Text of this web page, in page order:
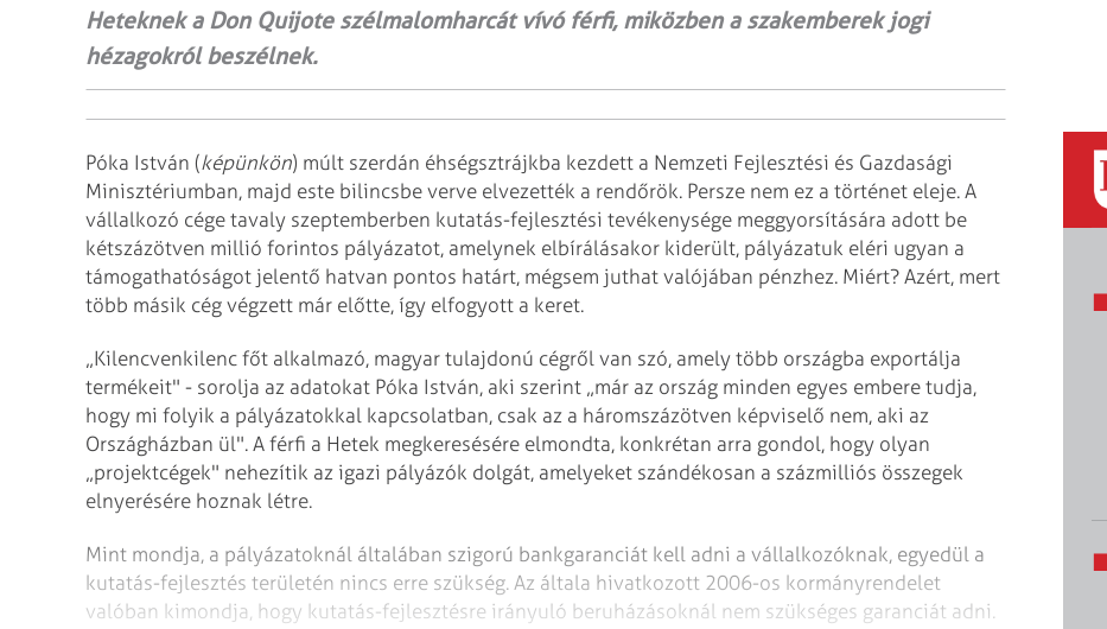
Heteknek a Don Quijote szélmalomharcát vívó férfi, miközben a szakemberek jogi
hézagokról beszélnek.
Póka István (képünkön) múlt szerdán éhségsztrájkba kezdett a Nemzeti Fejlesztési és Gazdasági
Minisztériumban, majd este bilincsbe verve elvezették a rendőrök. Persze nem ez a történet eleje. A
vállalkozó cége tavaly szeptemberben kutatás-fejlesztési tevékenysége meggyorsítására adott be
kétszázötven millió forintos pályázatot, amelynek elbírálásakor kiderült, pályázatuk eléri ugyan a
támogathatóságot jelentő hatvan pontos határt, mégsem juthat valójában pénzhez. Miért? Azért, mert
több másik cég végzett már előtte, így elfogyott a keret.
„Kilencvenkilenc főt alkalmazó, magyar tulajdonú cégről van szó, amely több országba exportálja
termékeit" - sorolja az adatokat Póka István, aki szerint „már az ország minden egyes embere tudja,
hogy mi folyik a pályázatokkal kapcsolatban, csak az a háromszázötven képviselő nem, aki az
Országházban ül". A férfi a Hetek megkeresésére elmondta, konkrétan arra gondol, hogy olyan
„projektcégek" nehezítik az igazi pályázók dolgát, amelyeket szándékosan a százmilliós összegek
elnyerésére hoznak létre.
Mint mondja, a pályázatoknál általában szigorú bankgaranciát kell adni a vállalkozóknak, egyedül a
kutatás-fejlesztés területén nincs erre szükség. Az általa hivatkozott 2006-os kormányrendelet
valóban kimondja, hogy kutatás-fejlesztésre irányuló beruházásoknál nem szükséges garanciát adni.